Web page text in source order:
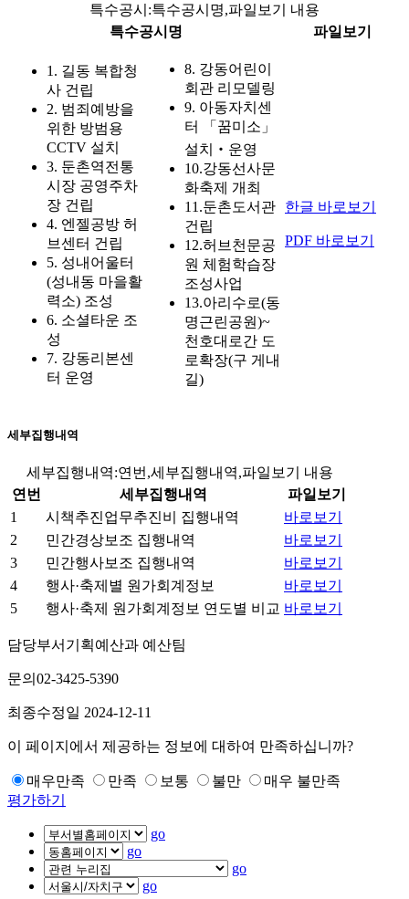
특수공시:특수공시명,파일보기 내용
특수공시명
파일보기
1. 길동 복합청
사 건립
2. 범죄예방을
위한 방범용
CCTV 설치
3. 둔촌역전통
시장 공영주차
장 건립
4. 엔젤공방 허
브센터 건립
5. 성내어울터
(성내동 마을활
력소) 조성
6. 소셜타운 조
성
7. 강동리본센
터 운영
8. 강동어린이
회관 리모델링
9. 아동자치센
터 「꿈미소」
설치‧운영
10.강동선사문
화축제 개최
11.둔촌도서관
건립
12.허브천문공
원 체험학습장
조성사업
13.아리수로(동
명근린공원)~
천호대로간 도
로확장(구 게내
길)
한글 바로보기
PDF 바로보기
세부집행내역
세부집행내역:연번,세부집행내역,파일보기 내용
연번
세부집행내역
파일보기
1
시책추진업무추진비 집행내역
바로보기
2
민간경상보조 집행내역
바로보기
3
민간행사보조 집행내역
바로보기
4
행사·축제별 원가회계정보
바로보기
5
행사·축제 원가회계정보 연도별 비교 바로보기
담당부서 기획예산과 예산팀
문의 02-3425-5390
최종수정일 2024-12-11
이 페이지에서 제공하는 정보에 대하여 만족하십니까?
매우만족 만족 보통 불만
매우 불만족
평가하기
go
go
go
go